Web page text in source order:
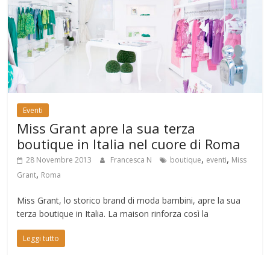
Eventi
Miss Grant apre la sua terza
boutique in Italia nel cuore di Roma
28 Novembre 2013 Francesca N boutique, eventi, Miss
Grant, Roma
Miss Grant, lo storico brand di moda bambini, apre la sua
terza boutique in Italia. La maison rinforza così la
Leggi tutto